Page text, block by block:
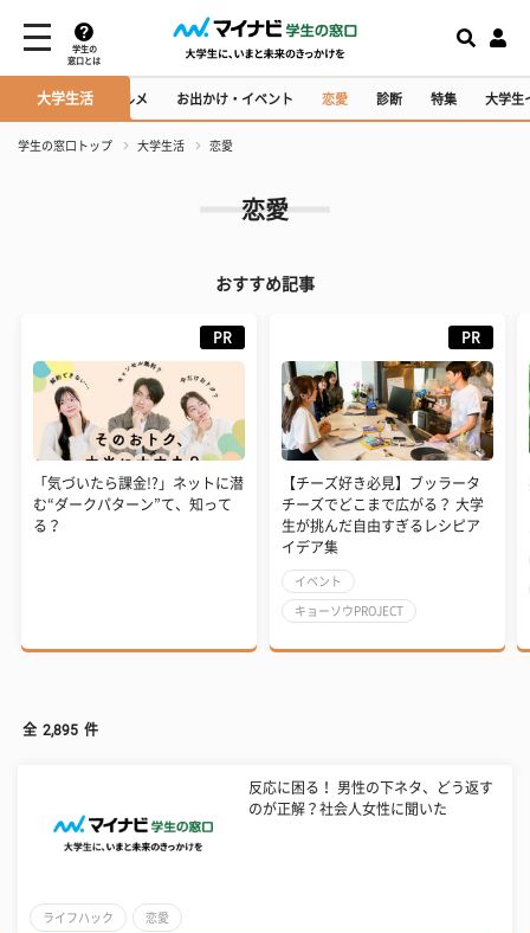
学生の
窓口とは
大学生活
ン・コスメ グルメ お出かけ・イベント 恋愛 診断 特集 大学生
学生の窓口トップ 大学生活 恋愛
恋愛
おすすめ記事
PR
「気づいたら課金!?」ネットに潜
む“ダークパターン”て、知って
る？
PR
【チーズ好き必見】ブッラータ
チーズでどこまで広がる？ 大学
生が挑んだ自由すぎるレシピア
イデア集
イベント
キョーソウPROJECT
全 2,895 件
反応に困る！ 男性の下ネタ、どう返す
のが正解？社会人女性に聞いた
ライフハック 恋愛